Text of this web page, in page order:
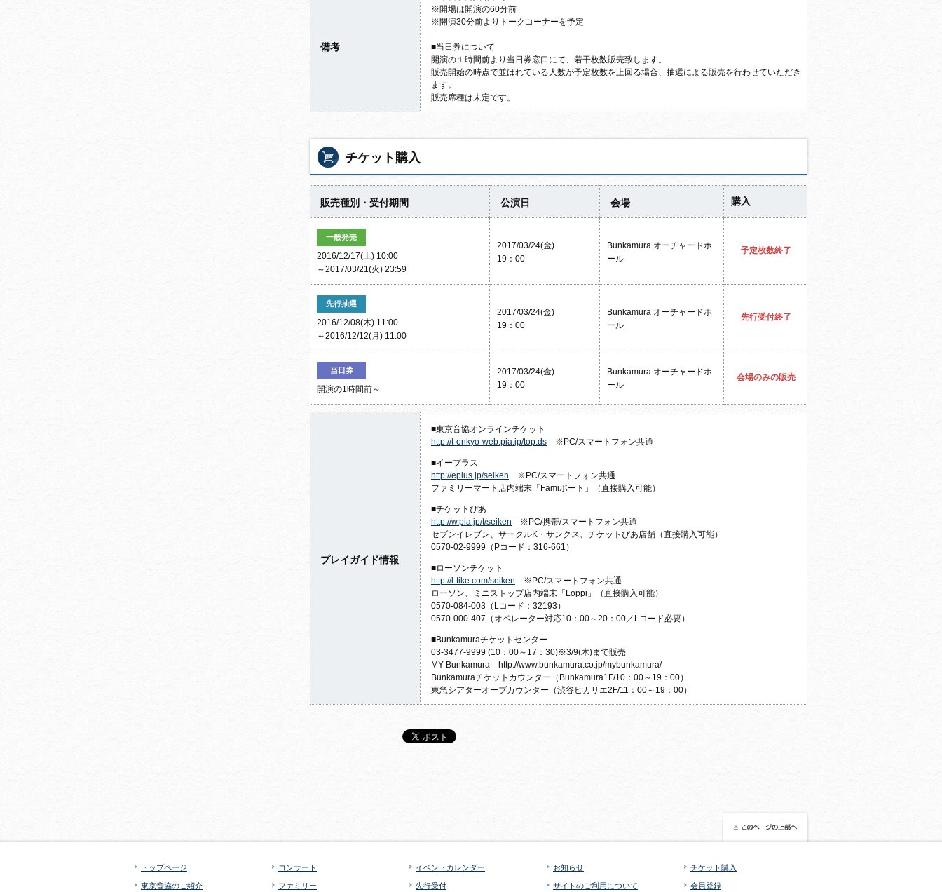
備考
※開場は開演の60分前
※開演30分前よりトークコーナーを予定
■当日券について
開演の１時間前より当日券窓口にて、若干枚数販売致します。
販売開始の時点で並ばれている人数が予定枚数を上回る場合、抽選による販売を行わせていただき
ます。
販売席種は未定です。
チケット購入
販売種別・受付期間 公演日 会場 購入
一般発売
2016/12/17(土) 10:00
～2017/03/21(火) 23:59
2017/03/24(金)
19：00
Bunkamura オーチャードホ
ール
予定枚数終了
先行抽選
2016/12/08(木) 11:00
～2016/12/12(月) 11:00
2017/03/24(金)
19：00
Bunkamura オーチャードホ
ール
先行受付終了
当日券
開演の1時間前～
2017/03/24(金)
19：00
Bunkamura オーチャードホ
ール
会場のみの販売
プレイガイド情報
■東京音協オンラインチケット
http://t-onkyo-web.pia.jp/top.ds ※PC/スマートフォン共通
■イープラス
http://eplus.jp/seiken ※PC/スマートフォン共通
ファミリーマート店内端末「Famiポート」（直接購入可能）
■チケットぴあ
http://w.pia.jp/t/seiken ※PC/携帯/スマートフォン共通
セブンイレブン、サークルK・サンクス、チケットぴあ店舗（直接購入可能）
0570-02-9999（Pコード：316-661）
■ローソンチケット
http://l-tike.com/seiken ※PC/スマートフォン共通
ローソン、ミニストップ店内端末「Loppi」（直接購入可能）
0570-084-003（Lコード：32193）
0570-000-407（オペレーター対応10：00～20：00／Lコード必要）
■Bunkamuraチケットセンター
03-3477-9999 (10：00～17：30)※3/9(木)まで販売
MY Bunkamura http://www.bunkamura.co.jp/mybunkamura/
Bunkamuraチケットカウンター（Bunkamura1F/10：00～19：00）
東急シアターオーブカウンター（渋谷ヒカリエ2F/11：00～19：00）
トップページ
東京音協のご紹介
コンサート
ファミリー
イベントカレンダー
先行受付
お知らせ
サイトのご利用について
チケット購入
会員登録